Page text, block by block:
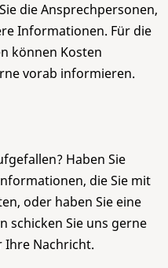
die Ansprechpersonen,
Informationen. Für die
können Kosten
vorab informieren.
Haben Sie
die Sie mit
oder haben Sie eine
schicken Sie uns gerne
Ihre Nachricht.